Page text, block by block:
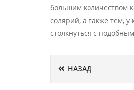
большим количеством
солярий, а также тем,
столкнуться с
НАЗАД